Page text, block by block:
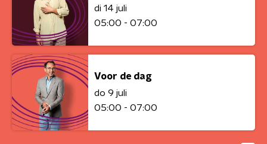
di 14 juli
05:00 - 07:00
Voor de dag
do 9 juli
05:00 - 07:00